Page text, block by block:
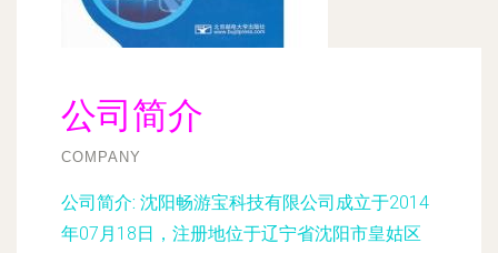
公司简介
COMPANY
公司简介: 沈阳畅游宝科技有限公司成立于2014
年07月18日，注册地位于辽宁省沈阳市皇姑区